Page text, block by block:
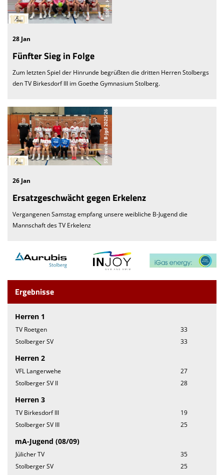
28 Jan
Fünfter Sieg in Folge
Zum letzten Spiel der Hinrunde begrüßten die dritten Herren Stolbergs
den TV Birkesdorf III im Goethe Gymnasium Stolberg.
26 Jan
Ersatzgeschwächt gegen Erkelenz
Vergangenen Samstag empfang unsere weibliche B-Jugend die
Mannschaft des TV Erkelenz
Ergebnisse
Herren 1
TV Roetgen
33
Stolberger SV
33
Herren 2
VFL Langerwehe
27
Stolberger SV II
28
Herren 3
TV Birkesdorf III
19
Stolberger SV III
25
mA-Jugend (08/09)
Jülicher TV
35
Stolberger SV
25